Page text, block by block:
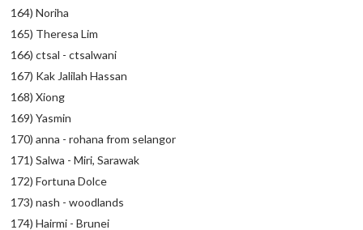
164) Noriha
165) Theresa Lim
166) ctsal - ctsalwani
167) Kak Jalilah Hassan
168) Xiong
169) Yasmin
170) anna - rohana from selangor
171) Salwa - Miri, Sarawak
172) Fortuna Dolce
173) nash - woodlands
174) Hairmi - Brunei